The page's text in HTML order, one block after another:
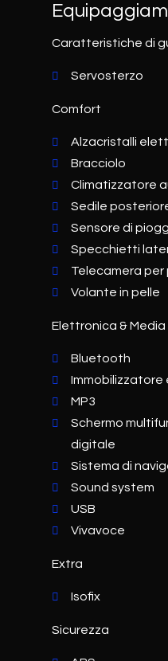
Caratteristiche di
Servosterzo
Comfort
Alzacristalli
Bracciolo
Climatizzatore
Sedile
Sensore di
Specchietti
Telecamera
Volante in pelle
Elettronica & Media
Bluetooth
MP3
Schermo
digitale
Sistema di
Sound system
USB
Vivavoce
Extra
Isofix
Sicurezza